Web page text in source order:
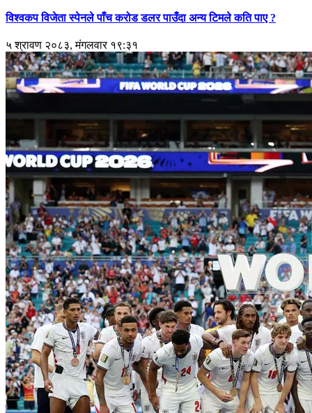
विश्वकप विजेता स्पेनले पाँच करोड डलर पाउँदा अन्य टिमले कति पाए ?
५ श्रावण २०८३, मंगलवार १९:३१